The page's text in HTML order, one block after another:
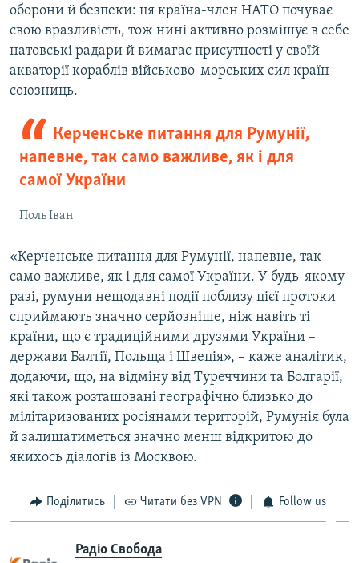
оборони й безпеки: ця країна-член НАТО почуває
свою вразливість, тож нині активно розмішує в себе
натовські радари й вимагає присутності у своїй
акваторії кораблів військово-морських сил країн-
союзниць.
Керченське питання для Румунії,
напевне, так само важливе, як і для
самої України
Поль Іван
«Керченське питання для Румунії, напевне, так
само важливе, як і для самої України. У будь-якому
разі, румуни нещодавні події поблизу цієї протоки
сприймають значно серйозніше, ніж навіть ті
країни, що є традиційними друзями України –
держави Балтії, Польща і Швеція», – каже аналітик,
додаючи, що, на відміну від Туреччини та Болгарії,
які також розташовані географічно близько до
мілітаризованих росіянами територій, Румунія була
й залишатиметься значно менш відкритою до
якихось діалогів із Москвою.
Поділитись Читати без VPN Follow us
Радіо Свобода